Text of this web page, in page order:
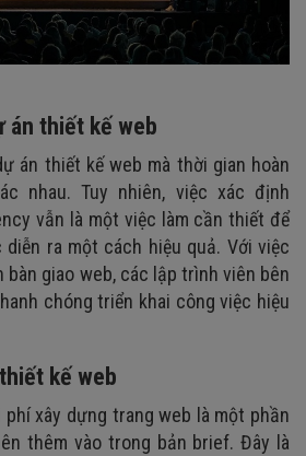
án thiết kế web
án thiết kế web mà thời gian hoàn
nhau. Tuy nhiên, việc xác định
vẫn là một việc làm cần thiết để
ra một cách hiệu quả. Với việc
giao web, các lập trình viên bên
chóng triển khai công việc hiệu
kế web
xây dựng trang web là một phần
thêm vào trong bản brief. Đây là